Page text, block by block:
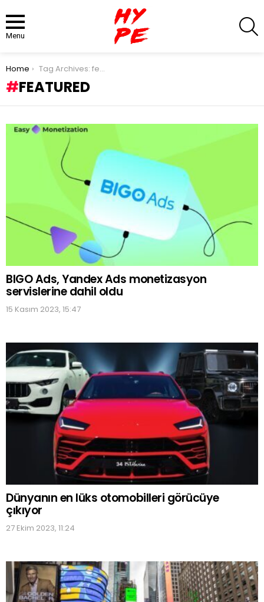
Menu
You are here:
Home Tag Archives: featured
FEATURED
LATEST
BIGO Ads, Yandex Ads monetizasyon
servislerine dahil oldu
15 Kasım 2023, 15:47
Dünyanın en lüks otomobilleri görücüye
çıkıyor
27 Ekim 2023, 11:24